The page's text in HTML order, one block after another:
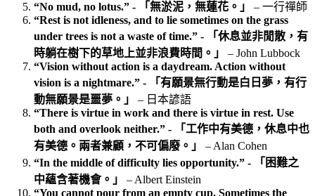
“No mud, no lotus.” - 「無淤泥，無蓮花。」
– 一行禪師
“Rest is not idleness, and to lie sometimes on the grass
under trees is not a waste of time.” - 「休息並非閒散，有
時躺在樹下的草地上並非浪費時間。」
– John Lubbock
“Vision without action is a daydream. Action without
vision is a nightmare.” - 「有願景無行動是白日夢，有行
動無願景是噩夢。」
– 日本諺語
“There is virtue in work and there is virtue in rest. Use
both and overlook neither.” - 「工作中有美德，休息中也
有美德。兩者兼顧，不可偏廢。」
– Alan Cohen
“In the middle of difficulty lies opportunity.” - 「困難之
中蘊含著機會。」
– Albert Einstein
“You cannot pour from an empty cup. Sometimes the